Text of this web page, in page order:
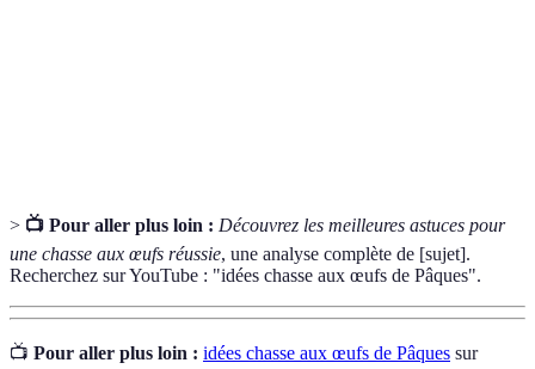
> 📺 Pour aller plus loin : Découvrez les meilleures astuces pour
une chasse aux œufs réussie, une analyse complète de [sujet].
Recherchez sur YouTube : "idées chasse aux œufs de Pâques".
📺 Pour aller plus loin : idées chasse aux œufs de Pâques sur